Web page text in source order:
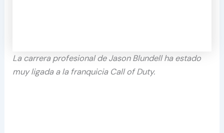
La carrera profesional de Jason Blundell ha estado
muy ligada a la franquicia Call of Duty.